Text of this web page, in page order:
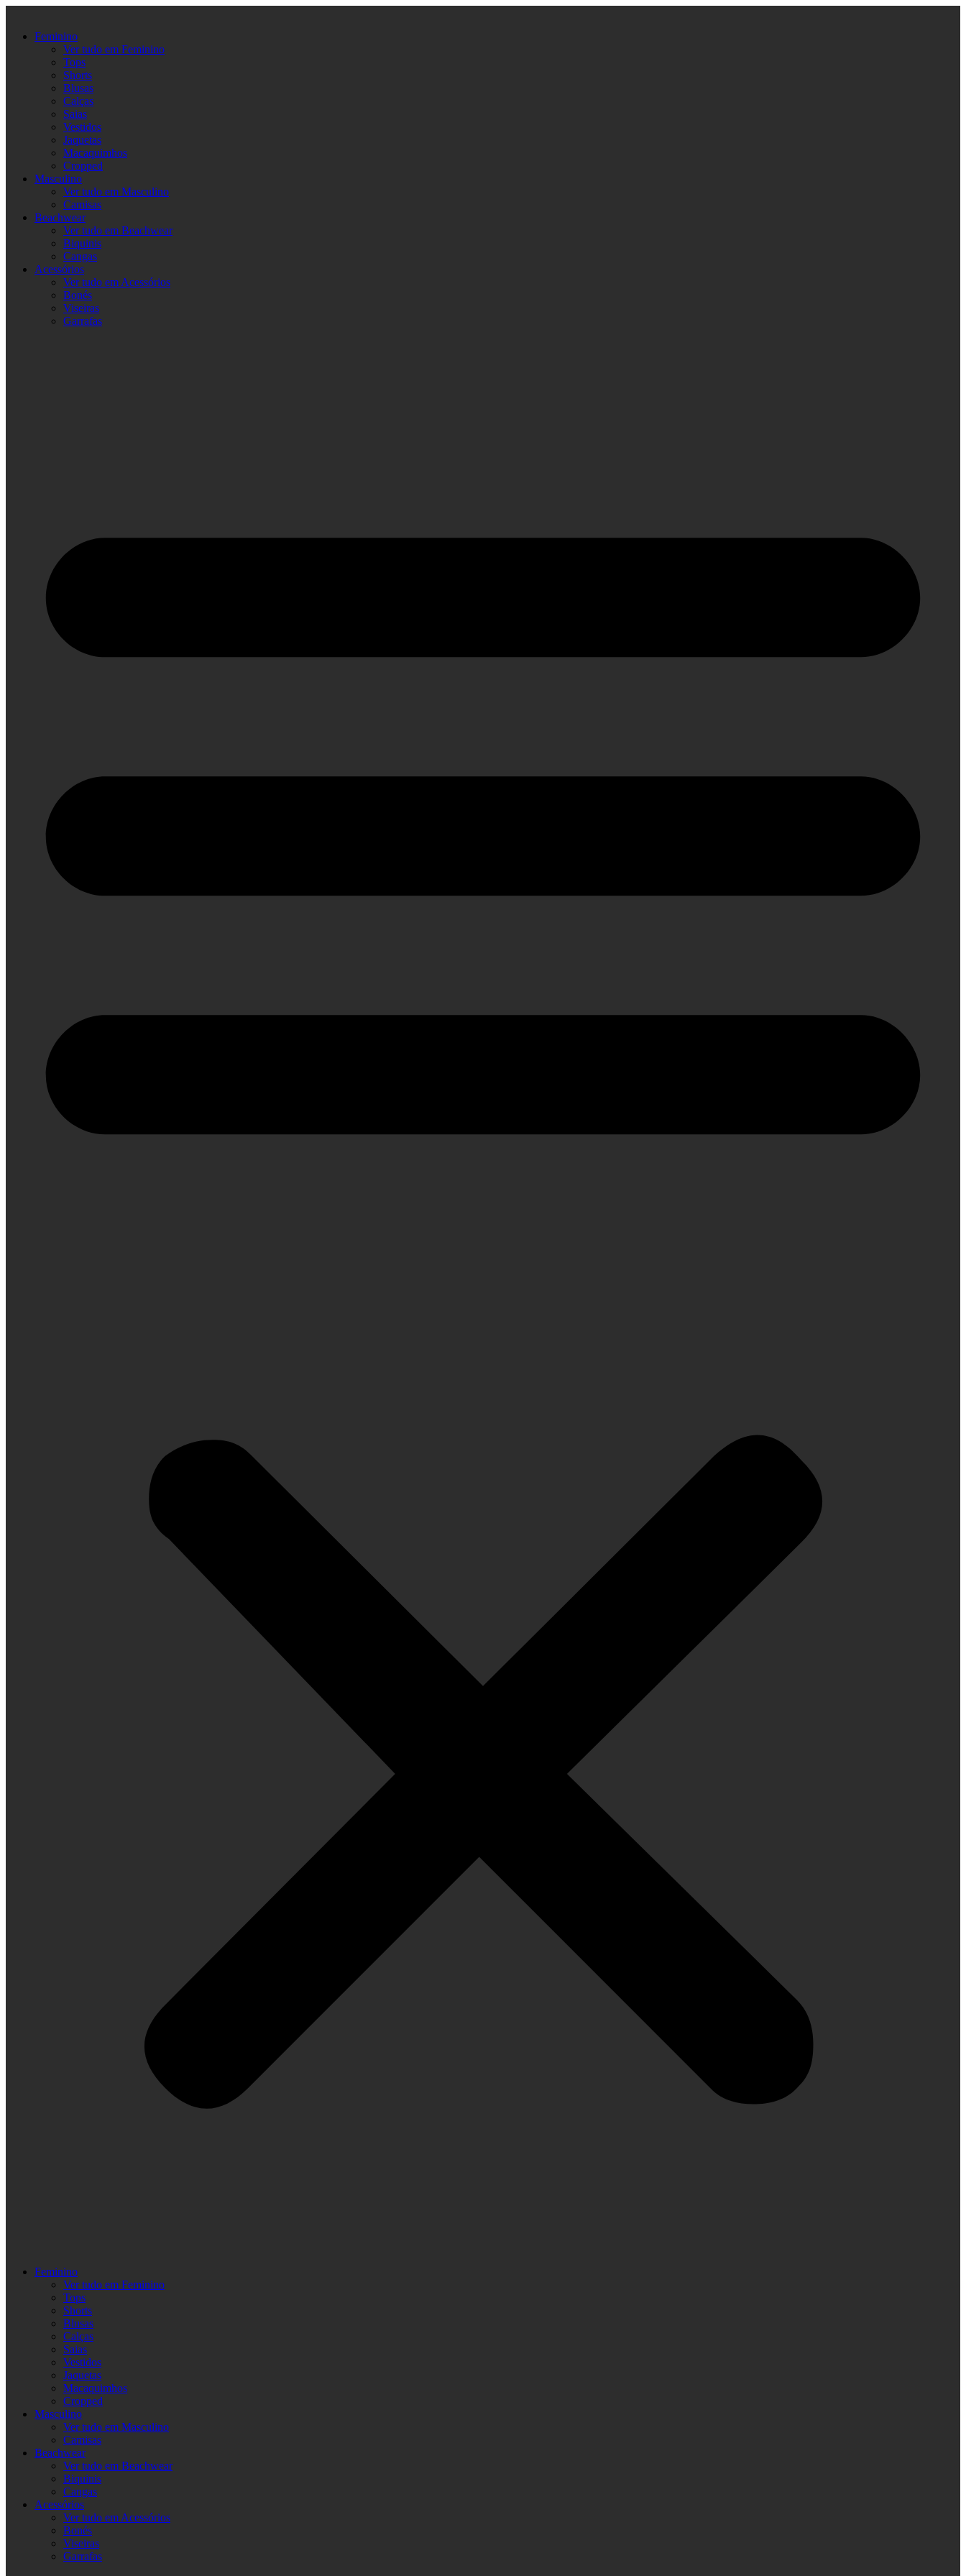
Feminino
Ver tudo em Feminino
Tops
Shorts
Blusas
Calças
Saias
Vestidos
Jaquetas
Macaquimhos
Cropped
Masculino
Ver tudo em Masculino
Camisas
Beachwear
Ver tudo em Beachwear
Biquinis
Cangas
Acessórios
Ver tudo em Acessórios
Bonés
Viseiras
Garrafas
Feminino
Ver tudo em Feminino
Tops
Shorts
Blusas
Calças
Saias
Vestidos
Jaquetas
Macaquimhos
Cropped
Masculino
Ver tudo em Masculino
Camisas
Beachwear
Ver tudo em Beachwear
Biquinis
Cangas
Acessórios
Ver tudo em Acessórios
Bonés
Viseiras
Garrafas